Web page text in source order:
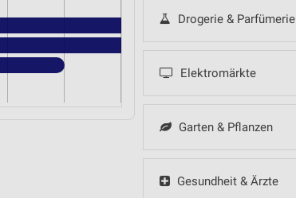
Drogerie & Parfümerie
Elektromärkte
Garten & Pflanzen
Gesundheit & Ärzte